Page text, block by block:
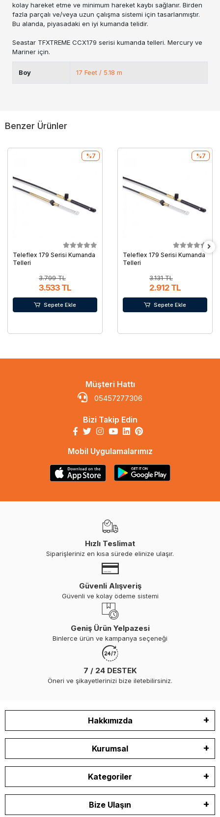
kolay hareket etme ve minimum hareket kaybı sağlanır. Birden
fazla parçalı ve/veya uzun çalışma sistemi için tasarlanmıştır.
Bu alanda, piyasadaki en iyi kumanda telidir.
Seastar TFXTREME CCX179 serisi kumanda telleri. Mercury ve
Mariner için.
Boy 17 Feet / 5.18 m
Benzer Ürünler
Teleflex 179 Serisi Kumanda
Telleri
3.799 TL
3.533 TL
%7
Sepete Ekle
Teleflex 179 Serisi Kumanda
Telleri
3.131 TL
2.912 TL
%7
Sepete Ekle
Müşteri Hattı
05457277306
Bizi Takip Edin
Mobil Uygulamalarımız
Hızlı Teslimat
Siparişleriniz en kısa sürede elinize ulaşır.
Güvenli Alışveriş
Güvenli ve kolay ödeme sistemi
Geniş Ürün Yelpazesi
Binlerce ürün ve kampanya seçeneği
7 / 24 DESTEK
Öneri ve şikayetlerinizi bize iletebilirsiniz.
Hakkımızda
Kurumsal
Kategoriler
Bize Ulaşın